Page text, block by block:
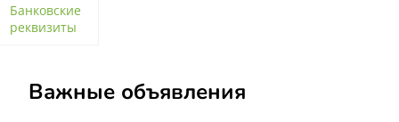
Банковские
реквизиты
Важные объявления